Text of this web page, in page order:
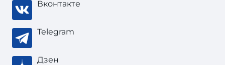
Вконтакте
Telegram
Дзен